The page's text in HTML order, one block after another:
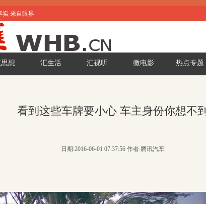
实 来自眼界
想 汇生活 汇视听 微电影 热点专题
看到这些车牌要小心 车主身份你想不到
日期:2016-06-01 07:37:56 作者:腾讯汽车